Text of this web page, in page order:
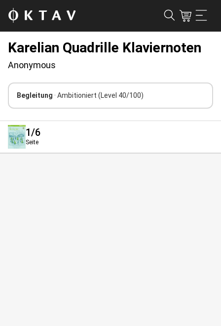
Karelian Quadrille Klaviernoten
Anonymous
Begleitung · Ambitioniert (Level 40/100)
1/6
Seite